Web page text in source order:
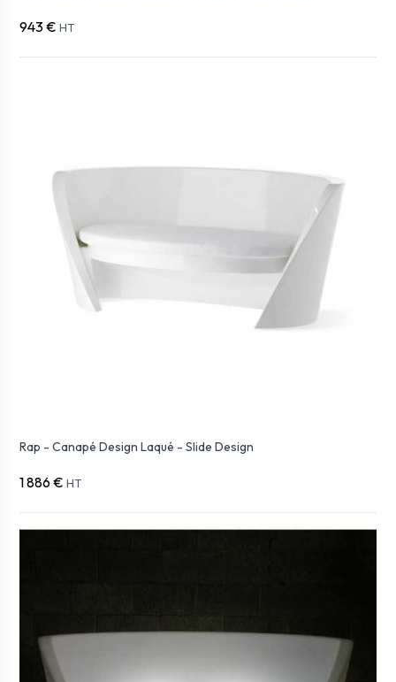
943 € HT
Rap - Canapé Design Laqué - Slide Design
1 886 € HT